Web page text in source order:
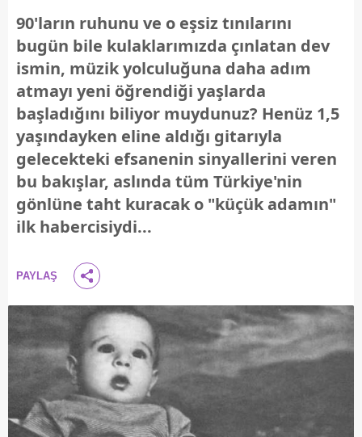
90'ların ruhunu ve o eşsiz tınılarını
bugün bile kulaklarımızda çınlatan dev
ismin, müzik yolculuğuna daha adım
atmayı yeni öğrendiği yaşlarda
başladığını biliyor muydunuz? Henüz 1,5
yaşındayken eline aldığı gitarıyla
gelecekteki efsanenin sinyallerini veren
bu bakışlar, aslında tüm Türkiye'nin
gönlüne taht kuracak o "küçük adamın"
ilk habercisiydi...
PAYLAŞ